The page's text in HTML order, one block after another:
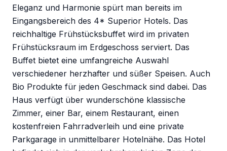
Eleganz und Harmonie spürt man bereits im
Eingangsbereich des 4* Superior Hotels. Das
reichhaltige Frühstücksbuffet wird im privaten
Frühstücksraum im Erdgeschoss serviert. Das
Buffet bietet eine umfangreiche Auswahl
verschiedener herzhafter und süßer Speisen. Auch
Bio Produkte für jeden Geschmack sind dabei. Das
Haus verfügt über wunderschöne klassische
Zimmer, einer Bar, einem Restaurant, einen
kostenfreien Fahrradverleih und eine private
Parkgarage in unmittelbarer Hotelnähe. Das Hotel